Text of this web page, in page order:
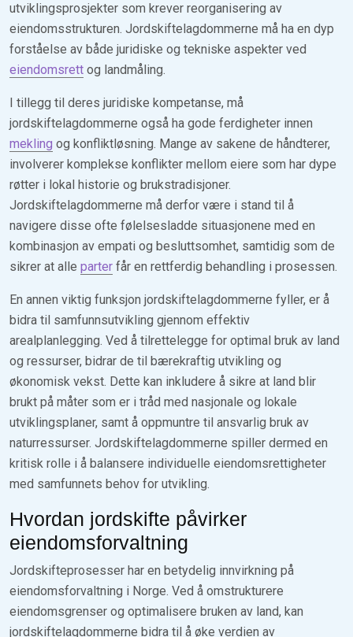
utviklingsprosjekter som krever reorganisering av
eiendomsstrukturen. Jordskiftelagdommerne må ha en dyp
forståelse av både juridiske og tekniske aspekter ved
eiendomsrett og landmåling.
I tillegg til deres juridiske kompetanse, må
jordskiftelagdommerne også ha gode ferdigheter innen
mekling og konfliktløsning. Mange av sakene de håndterer,
involverer komplekse konflikter mellom eiere som har dype
røtter i lokal historie og brukstradisjoner.
Jordskiftelagdommerne må derfor være i stand til å
navigere disse ofte følelsesladde situasjonene med en
kombinasjon av empati og besluttsomhet, samtidig som de
sikrer at alle parter får en rettferdig behandling i prosessen.
En annen viktig funksjon jordskiftelagdommerne fyller, er å
bidra til samfunnsutvikling gjennom effektiv
arealplanlegging. Ved å tilrettelegge for optimal bruk av land
og ressurser, bidrar de til bærekraftig utvikling og
økonomisk vekst. Dette kan inkludere å sikre at land blir
brukt på måter som er i tråd med nasjonale og lokale
utviklingsplaner, samt å oppmuntre til ansvarlig bruk av
naturressurser. Jordskiftelagdommerne spiller dermed en
kritisk rolle i å balansere individuelle eiendomsrettigheter
med samfunnets behov for utvikling.
Hvordan jordskifte påvirker
eiendomsforvaltning
Jordskifteprosesser har en betydelig innvirkning på
eiendomsforvaltning i Norge. Ved å omstrukturere
eiendomsgrenser og optimalisere bruken av land, kan
jordskiftelagdommerne bidra til å øke verdien av